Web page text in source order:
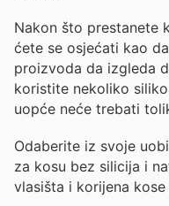
Nakon što prestanete
ćete se osjećati kao
proizvoda da izgleda
koristite nekoliko
uopće neće trebati
Odaberite iz svoje
za kosu bez silicija i
vlasišta i korijena